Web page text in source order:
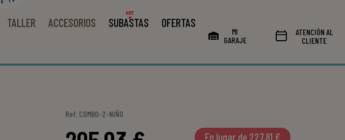
TALLER ACCESORIOS SUBASTAS
HOT
OFERTAS
MI
GARAJE
ATENCIÓN AL
CLIENTE
Ref: COMBO-2-NIÑO
En lugar de 227,81 €